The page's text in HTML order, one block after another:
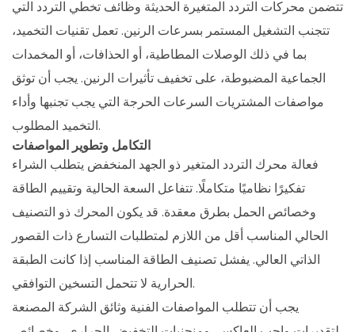
تتضمن محركات التردد المتغيرة الحديثة وظائف تخطي التردد التي
تتجنب التشغيل المستمر بسرعات الرنين. تعمل تقنيات التخميد،
بما في ذلك الوصلات المطاطية، أو الحذافات، أو المخمدات
الجماعية المضبوطة، على تخفيف تأثيرات الرنين. يجب أن توثق
مواصفات المشتريات السرعات الحرجة التي يجب تجنبها وأداء
التخميد المطلوب.
التكامل وتطوير المواصفات
فعالة محرك التردد المتغير ذو الجهد المنخفض يتطلب الشراء
تفكيرًا نظاميًا متكاملًا. تتفاعل السعة الحالية وتقييم الطاقة
وخصائص الحمل بطرق معقدة. قد يكون المحرك ذو التصنيف
الحالي المناسب أقل من اللازم لمتطلبات التسارع ذات القصور
الذاتي العالي. يفشل تصنيف الطاقة المناسب إذا كانت الطبقة
الحرارية لا تتحمل التسخين التوافقي.
يجب أن تتطلب المواصفات الفنية وثائق الشركة المصنعة